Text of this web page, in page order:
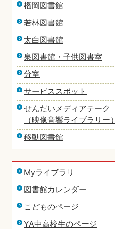
榴岡図書館
若林図書館
太白図書館
泉図書館・子供図書室
分室
サービススポット
せんだいメディアテーク
（映像音響ライブラリー）
移動図書館
Myライブラリ
図書館カレンダー
こどものページ
YA中高校生のページ